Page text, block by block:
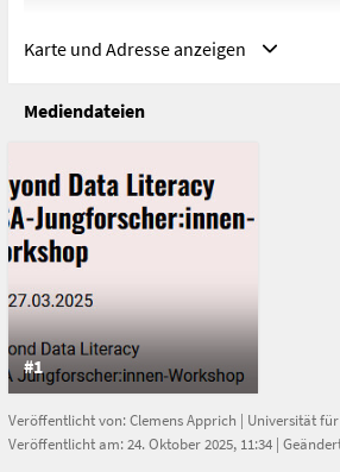
Adresse
Wien, Österreich
Wien
Österreich
Karte und Adresse anzeigen
Mediendateien
#1
Veröffentlicht von:Clemens Apprich | Universität
Veröffentlicht am: 24. Oktober 2025, 11:34 |